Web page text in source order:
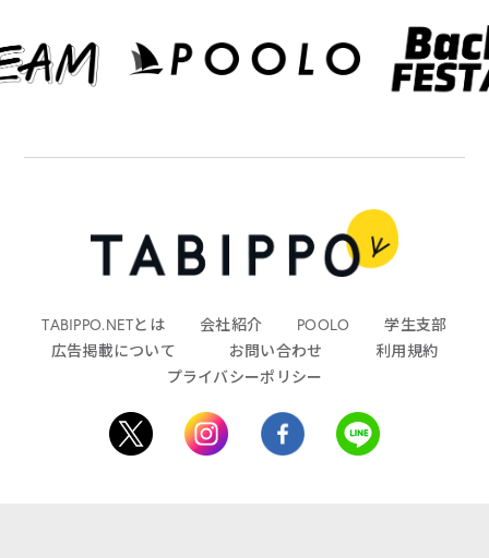
TABIPPO.NETとは 会社紹介 POOLO
学生支部
広告掲載について
お問い合わせ
利用規約
プライバシーポリシー